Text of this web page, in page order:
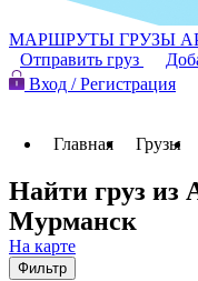
МАРШРУТЫ ГРУЗЫ
Отправить груз
Вход / Регистрация
Главная Грузы
Найти груз из
Мурманск
На карте
Фильтр